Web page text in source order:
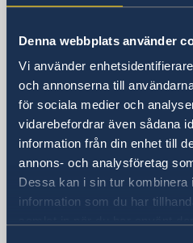
Denna webbplats använder
Vi använder
och annonserna till
för sociala medier och
vidarebefordrar även sådana
information från din enhet till
annons- och analysföretag
Dessa kan i sin tur kombinera
information som du har
Sveriges ambassad
Besöksadress
Calle Caracas, 25
Madrid
Postadress
Embajada de Suecia
Calle Caracas, 25
ES-28010 Madrid
Spanien
Telefonnummer
Ambassadens